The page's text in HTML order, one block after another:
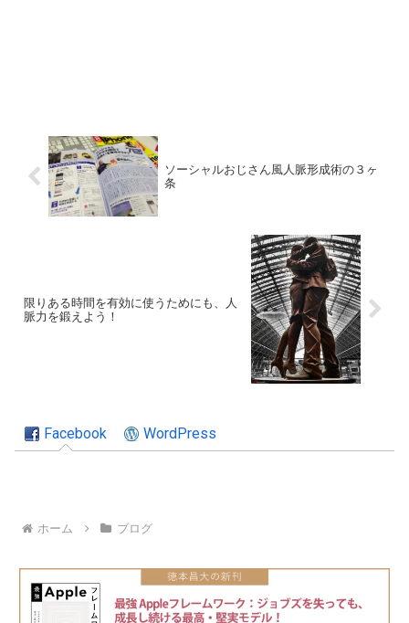
ソーシャルおじさん風人脈形成術の３ヶ
条
限りある時間を有効に使うためにも、人
脈力を鍛えよう！
Facebook WordPress
ホーム ブログ